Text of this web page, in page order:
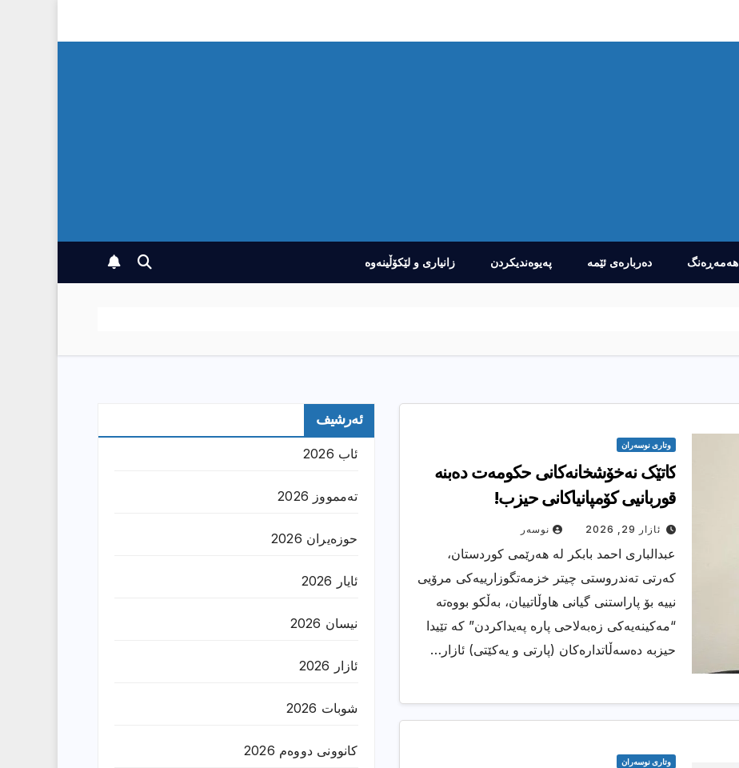
هەمەڕەنگ دەربارەى ئێمە پەیوەندیکردن زانیارى و لێکۆڵینەوە
وتارى نوسەران
کاتێک نەخۆشخانەکانی حکومەت دەبنە
قوربانیی کۆمپانیاکانی حیزب!
ئازار 29, 2026 نوسەر
عبدالباری احمد بابکر لە هەرێمی کوردستان،
کەرتی تەندروستی چیتر خزمەتگوزارییەکی مرۆیی
نییە بۆ پاراستنی گیانی هاوڵاتییان، بەڵکو بووەتە
“مەکینەیەکی زەبەلاحی پارە پەیداکردن” کە تێیدا
حیزبە دەسەڵاتدارەکان (پارتی و یەکێتی) ئازار…
وتارى نوسەران
ئەرشیف
ئاب 2026
تەممووز 2026
حوزه‌یران 2026
ئایار 2026
نیسان 2026
ئازار 2026
شوبات 2026
کانوونی دووەم 2026